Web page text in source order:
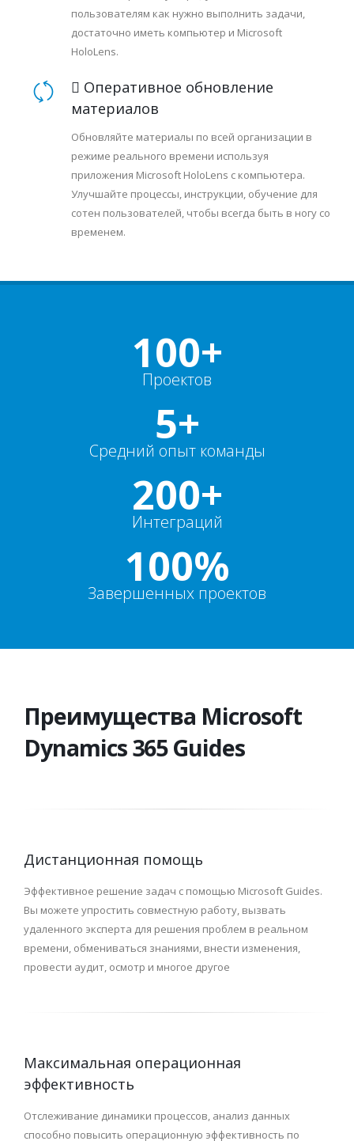
пользователям как нужно выполнить задачи,
достаточно иметь компьютер и Microsoft
HoloLens.
 Оперативное обновление
материалов
Обновляйте материалы по всей организации в
режиме реального времени используя
приложения Microsoft HoloLens с компьютера.
Улучшайте процессы, инструкции, обучение для
сотен пользователей, чтобы всегда быть в ногу со
временем.
100+
Проектов
5+
Средний опыт команды
200+
Интеграций
100%
Завершенных проектов
Преимущества Microsoft
Dynamics 365 Guides
Дистанционная помощь
Эффективное решение задач с помощью Microsoft Guides.
Вы можете упростить совместную работу, вызвать
удаленного эксперта для решения проблем в реальном
времени, обмениваться знаниями, внести изменения,
провести аудит, осмотр и многое другое
Максимальная операционная
эффективность
Отслеживание динамики процессов, анализ данных
способно повысить операционную эффективность по